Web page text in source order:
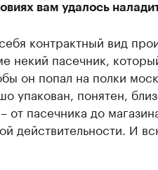
вам удалось
контрактный вид
некий пасечник,
он попал на полки
упакован, понятен,
от пасечника до
действительности. И